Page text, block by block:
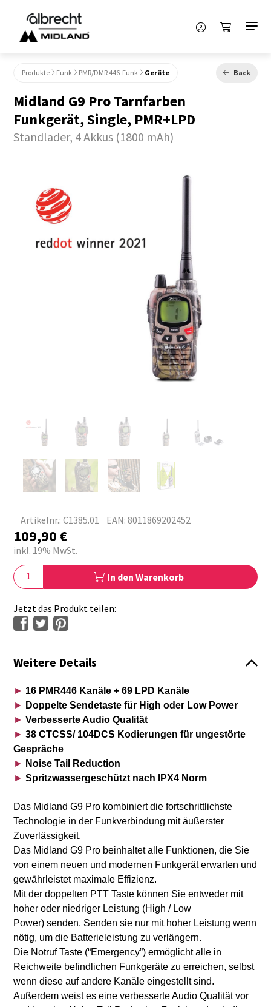
Produkte Funk PMR/DMR 446-Funk Geräte Back
Midland G9 Pro Tarnfarben
Funkgerät, Single, PMR+LPD
Standlader, 4 Akkus (1800 mAh)
Artikelnr.: C1385.01 EAN: 8011869202452
109,90€
inkl. 19% MwSt.
In den Warenkorb
Jetzt das Produkt teilen:
Weitere Details
► 16 PMR446 Kanäle + 69 LPD Kanäle
► Doppelte Sendetaste für High oder Low Power
►Verbesserte Audio Qualität
►38 CTCSS/ 104DCS Kodierungen für ungestörte
Gespräche
► Noise Tail Reduction
►Spritzwassergeschützt nach IPX4 Norm
Das Midland G9 Pro kombiniert die fortschrittlichste
Technologie in der Funkverbindung mit äußerster
Zuverlässigkeit.
Das Midland G9 Pro beinhaltet alle Funktionen, die Sie
von einem neuen und modernen Funkgerät erwarten und
gewährleistet maximale Effizienz.
Mit der doppelten PTT Taste können Sie entweder mit
hoher oder niedriger Leistung (High / Low
Power) senden. Senden sie nur mit hoher Leistung wenn
nötig, um die Batterieleistung zu verlängern.
Die Notruf Taste (“Emergency”) ermöglicht alle in
Reichweite befindlichen Funkgeräte zu erreichen, selbst
wenn diese auf andere Kanäle eingestellt sind.
Außerdem weist es eine verbesserte Audio Qualität vor